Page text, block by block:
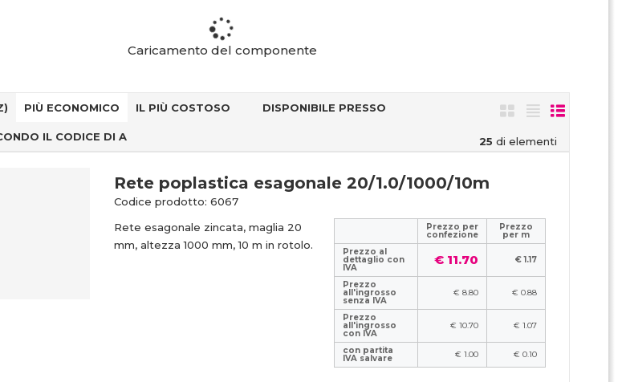
Caricamento del componente
PIÙ ECONOMICO IL PIÙ COSTOSO DISPONIBILE PRESSO
IL CODICE DI A 25 di elementi
Rete poplastica esagonale 20/1.0/1000/10m
Codice prodotto: 6067
Rete esagonale zincata, maglia 20
mm, altezza 1000 mm, 10 m in rotolo.
Prezzo per
confezione
Prezzo
per m
Prezzo al
dettaglio con
IVA
€ 11.70 € 1.17
Prezzo
all'ingrosso
senza IVA
€ 8.80 € 0.88
Prezzo
all'ingrosso
con IVA
€ 10.70 € 1.07
con partita
IVA salvare € 1.00 € 0.10